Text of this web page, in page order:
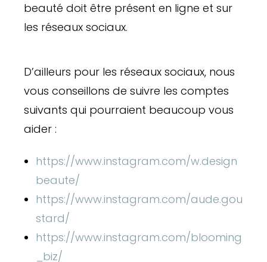
beauté doit être présent en ligne et sur
les réseaux sociaux.
D’ailleurs pour les réseaux sociaux, nous
vous conseillons de suivre les comptes
suivants qui pourraient beaucoup vous
aider :
https://www.instagram.com/w.design
beaute/
https://www.instagram.com/aude.gou
stard/
https://www.instagram.com/blooming
_biz/